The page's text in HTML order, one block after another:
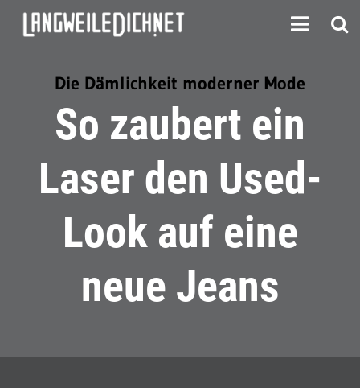
Die Dämlichkeit moderner Mode
So zaubert ein
Laser den Used-
Look auf eine
neue Jeans